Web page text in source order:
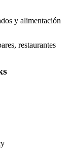
y alimentación
restaurantes